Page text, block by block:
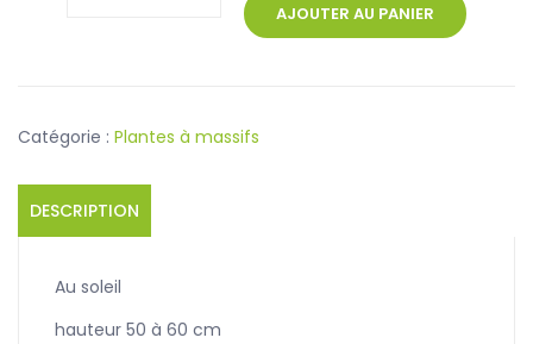
AJOUTER AU PANIER
Catégorie : Plantes à massifs
DESCRIPTION
Au soleil
hauteur 50 à 60 cm